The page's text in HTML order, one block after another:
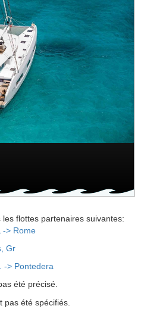
flottes partenaires suivantes:
-> Rome
Gr
-> Pontedera
été précisé.
pas été spécifiés.